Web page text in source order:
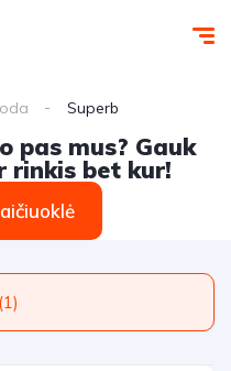
Superb
pas mus? Gauk
rinkis bet kur!
Filtrai (1)